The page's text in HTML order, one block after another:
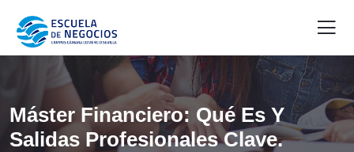
Máster Financiero: Qué Es Y
Salidas Profesionales Clave.